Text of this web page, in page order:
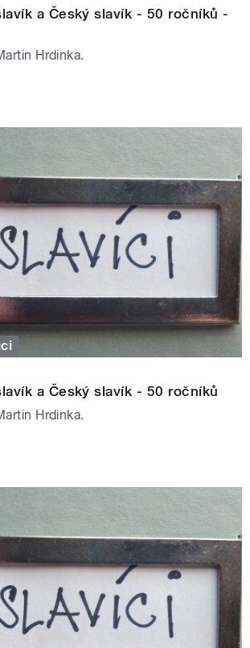
a Český slavík - 50 ročníků -
Hrdinka.
a Český slavík - 50 ročníků
Hrdinka.